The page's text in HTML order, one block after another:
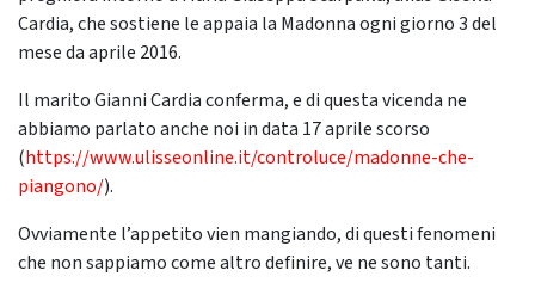
Cardia, che sostiene le appaia la Madonna ogni giorno 3 del
mese da aprile 2016.
Il marito Gianni Cardia conferma, e di questa vicenda ne
abbiamo parlato anche noi in data 17 aprile scorso
(https://www.ulisseonline.it/controluce/madonne-che-
piangono/).
Ovviamente l’appetito vien mangiando, di questi fenomeni
che non sappiamo come altro definire, ve ne sono tanti.